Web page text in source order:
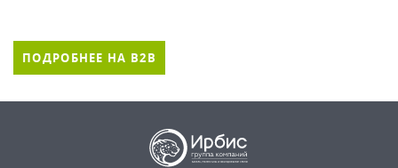
ПОДРОБНЕЕ НА B2B